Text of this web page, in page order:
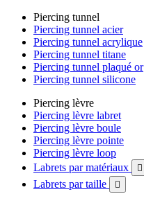
Piercing tunnel
Piercing tunnel acier
Piercing tunnel acrylique
Piercing tunnel titane
Piercing tunnel plaqué or
Piercing tunnel silicone
Piercing lèvre
Piercing lèvre labret
Piercing lèvre boule
Piercing lèvre pointe
Piercing lèvre loop
Labrets par matériaux

Labrets par taille 